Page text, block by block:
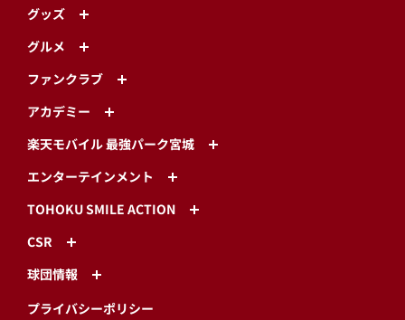
グッズ
グルメ
ファンクラブ
アカデミー
楽天モバイル 最強パーク宮城
エンターテインメント
TOHOKU SMILE ACTION
CSR
球団情報
プライバシーポリシー